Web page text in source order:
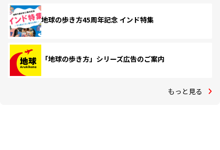
地球の歩き方45周年記念 インド特集
「地球の歩き方」シリーズ広告のご案内
もっと見る